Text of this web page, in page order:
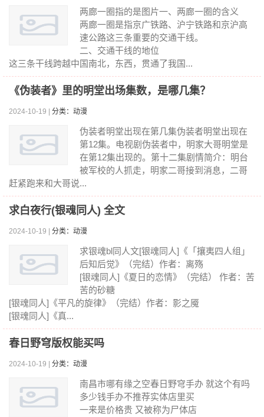
两廊一圈指的是图片一、两廊一圈的含义
两廊一圈是指京广铁路、沪宁铁路和京沪高
速公路这三条重要的交通干线。
二、交通干线的地位
这三条干线跨越中国南北，东西，贯通了我国...
《伪装者》里的明堂出场集数，是哪几集？
2024-10-19 | 分类：动漫
伪装者明堂出现在第几集伪装者明堂出现在
第12集。电视剧伪装者中，明家大哥明堂是
在第12集出现的。第十二集剧情简介：明台
被军校的人抓走，明家二哥接到消息，二哥
赶紧跑来和大哥说...
求白夜行(银魂同人) 全文
2024-10-19 | 分类：动漫
求银魂bl同人文[银魂同人]《「攘夷四人组」
后知后觉》（完结）作者：离殇
[银魂同人]《夏日的恋情》（完结） 作者：苦
苦的砂糖
[银魂同人]《平凡的旋律》（完结）作者：影之魇
[银魂同人]《真...
春日野穹版权能买吗
2024-10-19 | 分类：动漫
南昌市哪有缘之空春日野穹手办 就这个有吗
多少钱手办不推荐实体店里买
一来是价格贵 又被称为尸体店